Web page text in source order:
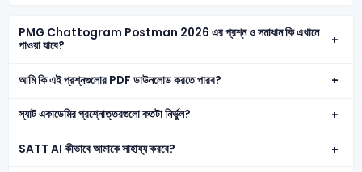
PMG Chattogram Postman 2026 এর প্রশ্ন ও সমাধান কি এখানে
পাওয়া যাবে?
আমি কি এই প্রশ্নগুলোর PDF ডাউনলোড করতে পারব?
স্যাট একাডেমির প্রশ্নোত্তরগুলো কতটা নির্ভুল?
SATT AI কীভাবে আমাকে সাহায্য করবে?